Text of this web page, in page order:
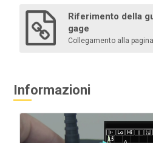
Standard di spessore
Riferimento della
gage
Collegamento alla pagina
Informazioni